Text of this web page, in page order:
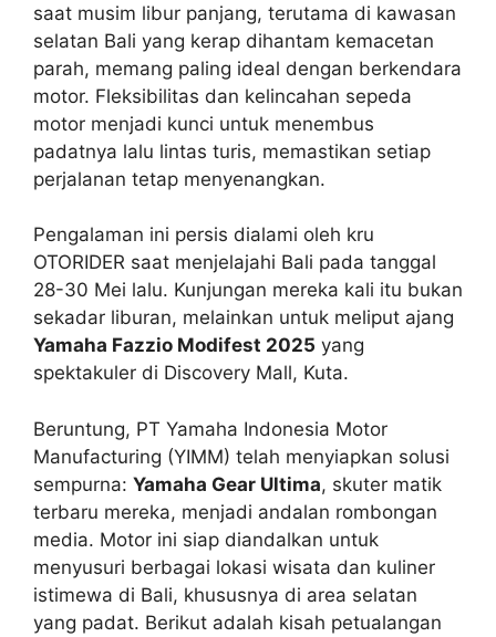
saat musim libur panjang, terutama di kawasan
selatan Bali yang kerap dihantam kemacetan
parah, memang paling ideal dengan berkendara
motor. Fleksibilitas dan kelincahan sepeda
motor menjadi kunci untuk menembus
padatnya lalu lintas turis, memastikan setiap
perjalanan tetap menyenangkan.
Pengalaman ini persis dialami oleh kru
OTORIDER saat menjelajahi Bali pada tanggal
28-30 Mei lalu. Kunjungan mereka kali itu bukan
sekadar liburan, melainkan untuk meliput ajang
Yamaha Fazzio Modifest 2025 yang
spektakuler di Discovery Mall, Kuta.
Beruntung, PT Yamaha Indonesia Motor
Manufacturing (YIMM) telah menyiapkan solusi
sempurna: Yamaha Gear Ultima, skuter matik
terbaru mereka, menjadi andalan rombongan
media. Motor ini siap diandalkan untuk
menyusuri berbagai lokasi wisata dan kuliner
istimewa di Bali, khususnya di area selatan
yang padat. Berikut adalah kisah petualangan